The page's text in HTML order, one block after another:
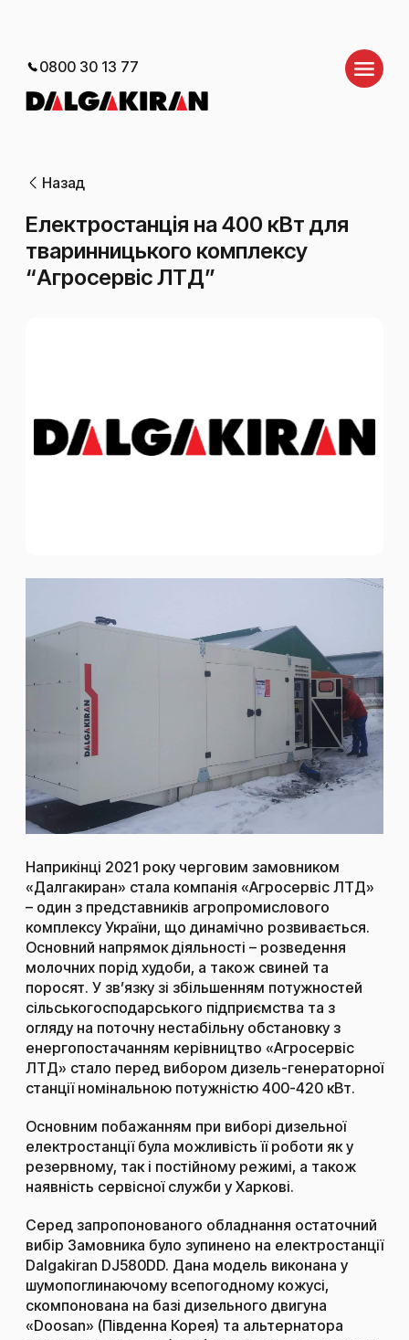
0800 30 13 77
Назад
Електростанція на 400 кВт для
тваринницького комплексу
“Агросервіс ЛТД”
Наприкінці 2021 року черговим замовником
«Далгакиран» стала компанія «Агросервіс ЛТД»
– один з представників агропромислового
комплексу України, що динамічно розвивається.
Основний напрямок діяльності – розведення
молочних порід худоби, а також свиней та
поросят. У зв’язку зі збільшенням потужностей
сільськогосподарського підприємства та з
огляду на поточну нестабільну обстановку з
енергопостачанням керівництво «Агросервіс
ЛТД» стало перед вибором дизель-генераторної
станції номінальною потужністю 400-420 кВт.
Основним побажанням при виборі дизельної
електростанції була можливість її роботи як у
резервному, так і постійному режимі, а також
наявність сервісної служби у Харкові.
Серед запропонованого обладнання остаточний
вибір Замовника було зупинено на електростанції
Dalgakiran DJ580DD. Дана модель виконана у
шумопоглинаючому всепогодному кожусі,
скомпонована на базі дизельного двигуна
«Doosan» (Південна Корея) та альтернатора